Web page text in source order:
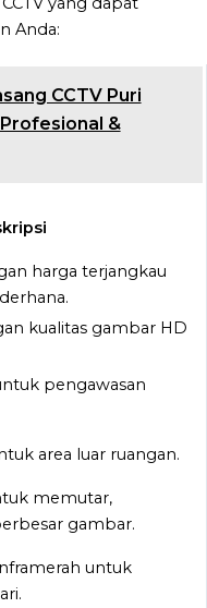
Anda:
CCTV Puri
&
harga terjangkau
kualitas gambar HD
pengawasan
area luar ruangan.
memutar,
gambar.
untuk